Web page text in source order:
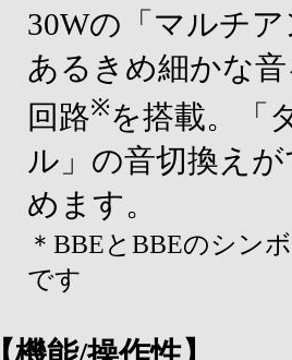
30Wの「マルチ
あるきめ細かな
回路※を搭載。「
ル」の音切換え
めます。
＊BBEとBBEのシン
です